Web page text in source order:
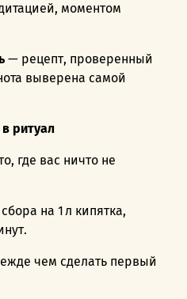
моментом
— рецепт, проверенный
выверена самой
ритуал
где вас ничто не
на 1 л кипятка,
чем сделать первый